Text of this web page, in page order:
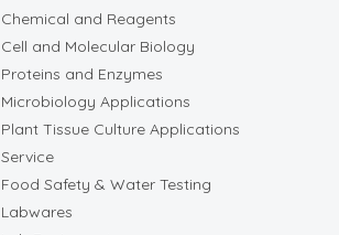
Chemical and Reagents
Cell and Molecular Biology
Proteins and Enzymes
Microbiology Applications
Plant Tissue Culture Applications
Service
Food Safety & Water Testing
Labwares